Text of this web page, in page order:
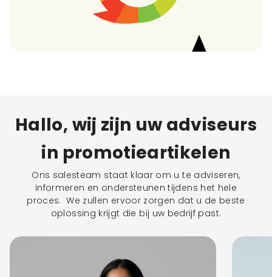
Hallo, wij zijn uw adviseurs
in promotieartikelen
Ons salesteam staat klaar om u te adviseren,
informeren en ondersteunen tijdens het hele
proces. We zullen ervoor zorgen dat u de beste
oplossing krijgt die bij uw bedrijf past.